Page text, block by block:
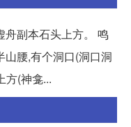
舟副本石头上方。 鸣
腰,有个洞口(洞口洞
方(神龛...